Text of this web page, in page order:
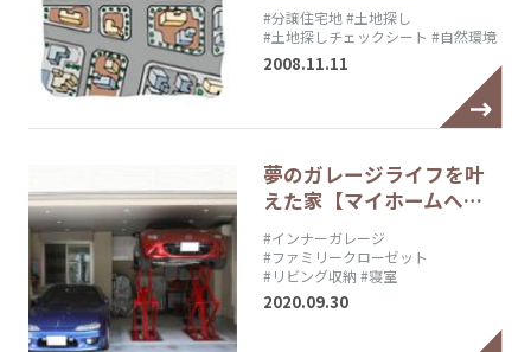
#分譲住宅地#土地探し
#土地探しチェックシート #自然環境
2008.11.11
夢のガレージライフを叶
えた家【マイホームへ…
#インナーガレージ
#ファミリークローゼット
#リビング収納 #寝室
2020.09.30